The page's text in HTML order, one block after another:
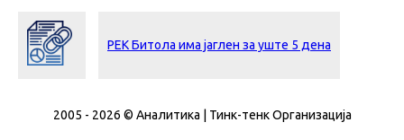
РЕК Битола има јаглен за уште 5 дена
2005 - 2026 © Аналитика | Тинк-тенк Организација